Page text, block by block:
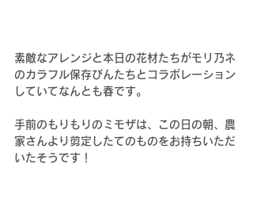
素敵なアレンジと本日の花材たちがモリ乃ネ
のカラフル保存びんたちとコラボレーション
していてなんとも春です。
手前のもりもりのミモザは、この日の朝、農
家さんより剪定したてのものをお持ちいただ
いたそうです！